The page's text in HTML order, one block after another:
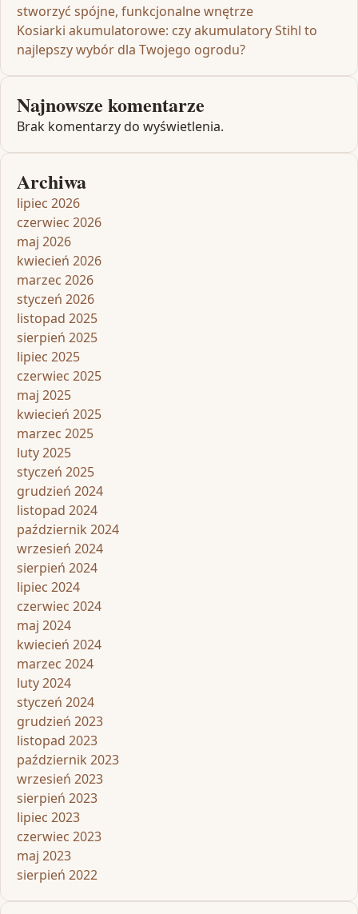
stworzyć spójne, funkcjonalne wnętrze
Kosiarki akumulatorowe: czy akumulatory Stihl to
najlepszy wybór dla Twojego ogrodu?
Najnowsze komentarze
Brak komentarzy do wyświetlenia.
Archiwa
lipiec 2026
czerwiec 2026
maj 2026
kwiecień 2026
marzec 2026
styczeń 2026
listopad 2025
sierpień 2025
lipiec 2025
czerwiec 2025
maj 2025
kwiecień 2025
marzec 2025
luty 2025
styczeń 2025
grudzień 2024
listopad 2024
październik 2024
wrzesień 2024
sierpień 2024
lipiec 2024
czerwiec 2024
maj 2024
kwiecień 2024
marzec 2024
luty 2024
styczeń 2024
grudzień 2023
listopad 2023
październik 2023
wrzesień 2023
sierpień 2023
lipiec 2023
czerwiec 2023
maj 2023
sierpień 2022